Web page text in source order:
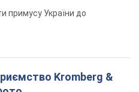
примусу України до
Kromberg &